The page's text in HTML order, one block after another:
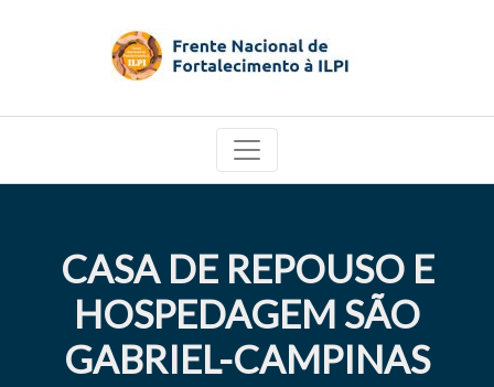
CASA DE REPOUSO E
HOSPEDAGEM SÃO
GABRIEL-CAMPINAS